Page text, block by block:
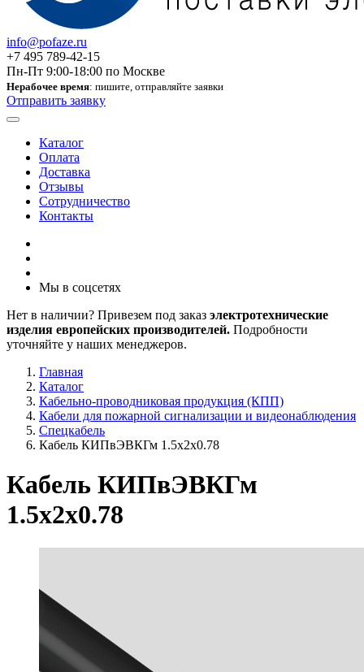
info@pofaze.ru
+7 495 789-42-15
Пн-Пт 9:00-18:00 по Москве
Нерабочее время: пишите, отправляйте заявки
Отправить заявку
Каталог
Оплата
Доставка
Отзывы
Сотрудничество
Контакты
Мы в соцсетях
Нет в наличии? Привезем под заказ электротехнические
изделия европейских производителей. Подробности
уточняйте у наших менеджеров.
Главная
Каталог
Кабельно-проводниковая продукция (КПП)
Кабели для пожарной сигнализации и видеонаблюдения
Спецкабель
Кабель КИПвЭВКГм 1.5х2х0.78
Кабель КИПвЭВКГм
1.5х2х0.78